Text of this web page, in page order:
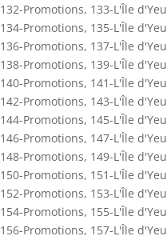
132-Promotions, 133-L'Île d'Yeu
134-Promotions, 135-L'Île d'Yeu
136-Promotions, 137-L'Île d'Yeu
138-Promotions, 139-L'Île d'Yeu
140-Promotions, 141-L'Île d'Yeu
142-Promotions, 143-L'Île d'Yeu
144-Promotions, 145-L'Île d'Yeu
146-Promotions, 147-L'Île d'Yeu
148-Promotions, 149-L'Île d'Yeu
150-Promotions, 151-L'Île d'Yeu
152-Promotions, 153-L'Île d'Yeu
154-Promotions, 155-L'Île d'Yeu
156-Promotions, 157-L'Île d'Yeu